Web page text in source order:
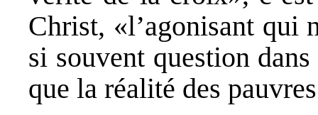
Christ, «l’agonisant qui
si souvent question dans
que la réalité des